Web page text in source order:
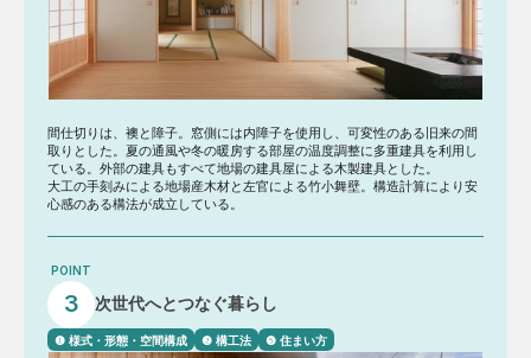
間仕切りは、襖と障子。窓側には内障子を使用し、可変性のある旧来の間
取りとした。夏の通風や冬の暖房する部屋の温度調整に多重建具を利用し
ている。外部の建具もすべて地場の建具屋による木製建具とした。
大工の手刻みによる地場産木材と左官による竹小舞壁。構造計算により安
心感のある構法が成立している。
POINT
3 次世代へとつなぐ暮らし
❶ 様式・形態・空間構成 ❷ 構工法 ❺ 住まい方